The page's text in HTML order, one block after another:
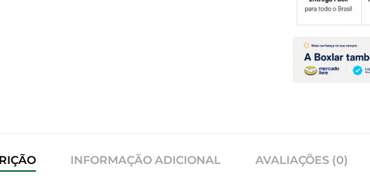
INFORMAÇÃO ADICIONAL AVALIAÇÕES (0)